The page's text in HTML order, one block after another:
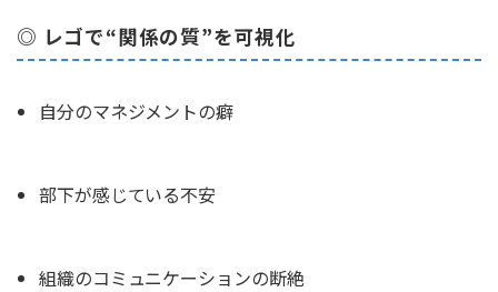
◎ レゴで“関係の質”を可視化
自分のマネジメントの癖
部下が感じている不安
組織のコミュニケーションの断絶